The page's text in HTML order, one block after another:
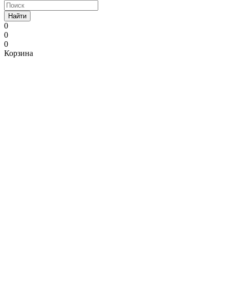
Найти
0
0
0
Корзина